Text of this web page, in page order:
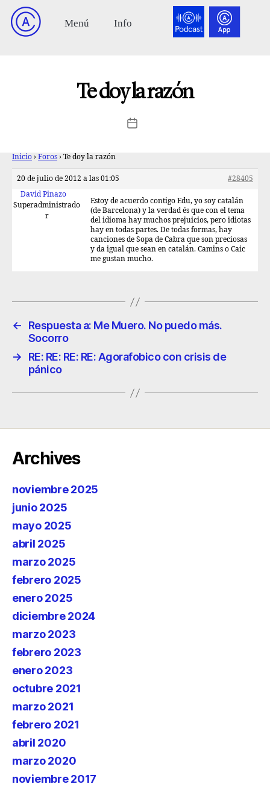
Te doy la razón
Inicio › Foros › Te doy la razón
20 de julio de 2012 a las 01:05
#28405
David Pinazo
Superadministrado
r
Estoy de acuerdo contigo Edu, yo soy catalán
(de Barcelona) y la verdad és que con el tema
del idioma hay muchos prejuicios, pero idiotas
hay en todas partes. De todas formas, hay
canciones de Sopa de Cabra que son preciosas
y da igual que sean en catalán. Camins o Caic
me gustan mucho.
←
Respuesta a: Me Muero. No puedo más.
Socorro
→
RE: RE: RE: RE: Agorafobico con crisis de
pánico
Archives
noviembre 2025
junio 2025
mayo 2025
abril 2025
marzo 2025
febrero 2025
enero 2025
diciembre 2024
marzo 2023
febrero 2023
enero 2023
octubre 2021
marzo 2021
febrero 2021
abril 2020
marzo 2020
noviembre 2017